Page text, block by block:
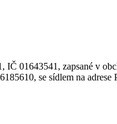
01643541, zapsané v
se sídlem na adrese